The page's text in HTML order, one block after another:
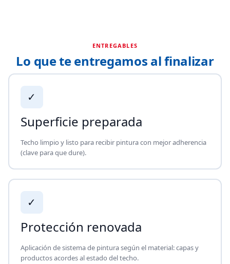
ENTREGABLES
Lo que te entregamos al finalizar
✓
Superficie preparada
Techo limpio y listo para recibir pintura con mejor adherencia
(clave para que dure).
✓
Protección renovada
Aplicación de sistema de pintura según el material: capas y
productos acordes al estado del techo.